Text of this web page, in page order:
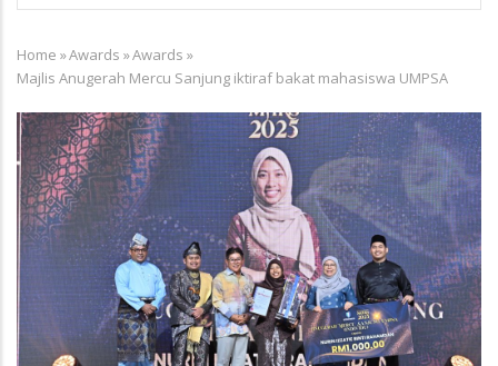
Breadcrumb
Home »Awards »Awards »
Majlis Anugerah Mercu Sanjung iktiraf bakat mahasiswa UMPSA